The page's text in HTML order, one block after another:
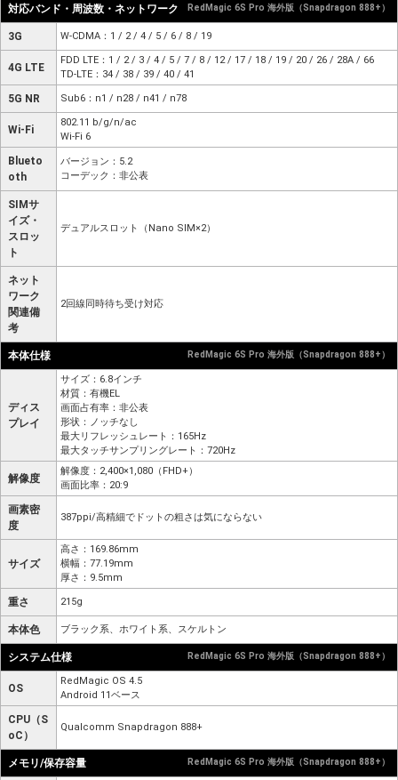
対応バンド・周波数・ネットワーク RedMagic 6S Pro 海外版（Snapdragon 888+）
3G W-CDMA：1 / 2 / 4 / 5 / 6 / 8 / 19
4G LTE
FDD LTE：1 / 2 / 3 / 4 / 5 / 7 / 8 / 12 / 17 / 18 / 19 / 20 / 26 / 28A / 66
TD-LTE：34 / 38 / 39 / 40 / 41
5G NR Sub6：n1 / n28 / n41 / n78
Wi-Fi
802.11 b/g/n/ac
Wi-Fi 6
Blueto
oth
バージョン：5.2
コーデック：非公表
SIMサ
イズ・
スロッ
ト
デュアルスロット（Nano SIM×2）
ネット
ワーク
関連備
考
2回線同時待ち受け対応
本体仕様 RedMagic 6S Pro 海外版（Snapdragon 888+）
ディス
プレイ
サイズ：6.8インチ
材質：有機EL
画面占有率：非公表
形状：ノッチなし
最大リフレッシュレート：165Hz
最大タッチサンプリングレート：720Hz
解像度
解像度：2,400×1,080（FHD+）
画面比率：20:9
画素密
度
387ppi/高精細でドットの粗さは気にならない
サイズ
高さ：169.86mm
横幅：77.19mm
厚さ：9.5mm
重さ 215g
本体色 ブラック系、ホワイト系、スケルトン
システム仕様 RedMagic 6S Pro 海外版（Snapdragon 888+）
OS
RedMagic OS 4.5
Android 11ベース
CPU（S
oC）
Qualcomm Snapdragon 888+
メモリ/保存容量 RedMagic 6S Pro 海外版（Snapdragon 888+）